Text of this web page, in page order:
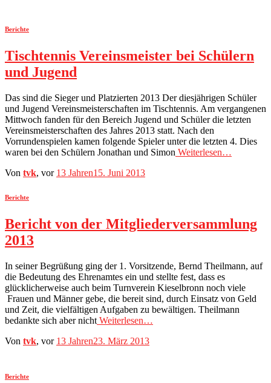
Berichte
Tischtennis Vereinsmeister bei Schülern
und Jugend
Das sind die Sieger und Platzierten 2013 Der diesjährigen Schüler
und Jugend Vereinsmeisterschaften im Tischtennis. Am vergangenen
Mittwoch fanden für den Bereich Jugend und Schüler die letzten
Vereinsmeisterschaften des Jahres 2013 statt. Nach den
Vorrundenspielen kamen folgende Spieler unter die letzten 4. Dies
waren bei den Schülern Jonathan und Simon Weiterlesen…
Von tvk, vor 13 Jahren15. Juni 2013
Berichte
Bericht von der Mitgliederversammlung
2013
In seiner Begrüßung ging der 1. Vorsitzende, Bernd Theilmann, auf
die Bedeutung des Ehrenamtes ein und stellte fest, dass es
glücklicherweise auch beim Turnverein Kieselbronn noch viele
Frauen und Männer gebe, die bereit sind, durch Einsatz von Geld
und Zeit, die vielfältigen Aufgaben zu bewältigen. Theilmann
bedankte sich aber nicht Weiterlesen…
Von tvk, vor 13 Jahren23. März 2013
Berichte